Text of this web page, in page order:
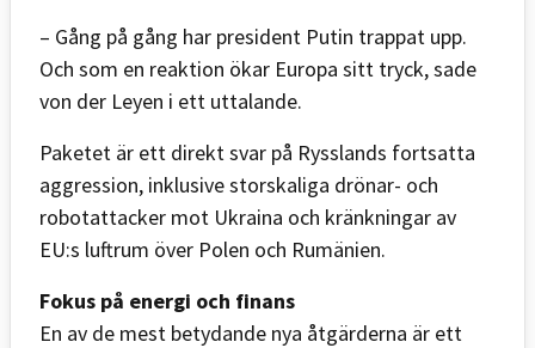
– Gång på gång har president Putin trappat upp.
Och som en reaktion ökar Europa sitt tryck, sade
von der Leyen i ett uttalande.
Paketet är ett direkt svar på Rysslands fortsatta
aggression, inklusive storskaliga drönar- och
robotattacker mot Ukraina och kränkningar av
EU:s luftrum över Polen och Rumänien.
Fokus på energi och finans
En av de mest betydande nya åtgärderna är ett